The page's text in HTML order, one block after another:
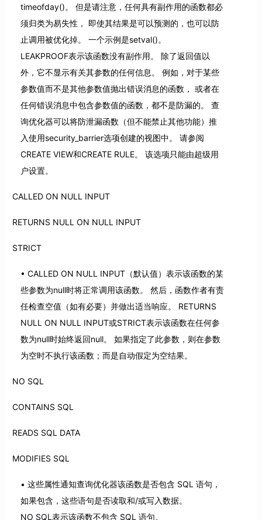
timeofday()。 但是请注意，任何具有副作用的函数都必
须归类为易失性， 即使其结果是可以预测的，也可以防
止调用被优化掉。 一个示例是setval()。
LEAKPROOF表示该函数没有副作用。 除了返回值以
外，它不显示有关其参数的任何信息。 例如，对于某些
参数值而不是其他参数值抛出错误消息的函数， 或者在
任何错误消息中包含参数值的函数，都不是防漏的。 查
询优化器可以将防泄漏函数（但不能禁止其他功能）推
入使用security_barrier选项创建的视图中。 请参阅
CREATE VIEW和CREATE RULE。 该选项只能由超级用
户设置。
CALLED ON NULL INPUT
RETURNS NULL ON NULL INPUT
STRICT
CALLED ON NULL INPUT（默认值）表示该函数的某
些参数为null时将正常调用该函数。 然后，函数作者有责
任检查空值（如有必要）并做出适当响应。 RETURNS
NULL ON NULL INPUT或STRICT表示该函数在任何参
数为null时始终返回null。 如果指定了此参数，则在参数
为空时不执行该函数；而是自动假定为空结果。
NO SQL
CONTAINS SQL
READS SQL DATA
MODIFIES SQL
这些属性通知查询优化器该函数是否包含 SQL 语句，
如果包含，这些语句是否读取和/或写入数据。
NO SQL表示该函数不包含 SQL 语句。